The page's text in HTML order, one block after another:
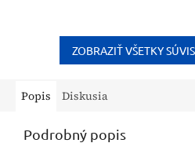
a pre rehabilitáciu,...
ZOBRAZIŤ VŠETKY
Popis Diskusia
Podrobný popis